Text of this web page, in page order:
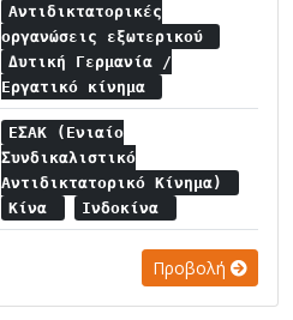
Αντιδικτατορικές
οργανώσεις εξωτερικού
Δυτική Γερμανία /
Εργατικό κίνημα
ΕΣΑΚ (Ενιαίο
Συνδικαλιστικό
Αντιδικτατορικό Κίνημα)
Κίνα
Ινδοκίνα
Προβολή